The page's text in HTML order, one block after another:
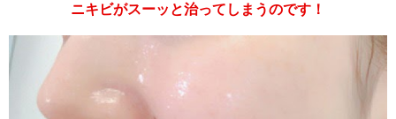
ニキビがスーッと治ってしまうのです！